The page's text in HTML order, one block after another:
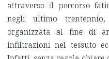
attraverso il percorso
negli ultimo
organizzata al fine di
infiltrazioni nel tessuto